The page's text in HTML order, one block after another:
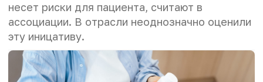
несет риски для пациента, считают в
ассоциации. В отрасли неоднозначно оценили
эту иницативу.